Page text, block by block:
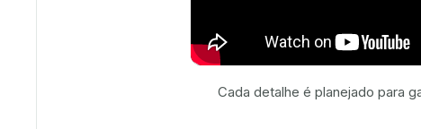
Cada detalhe é planejado para